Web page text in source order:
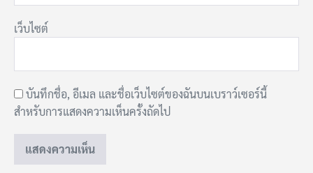
เว็บไซต์
บันทึกชื่อ, อีเมล และชื่อเว็บไซต์ของฉันบนเบราว์เซอร์นี้
สำหรับการแสดงความเห็นครั้งถัดไป